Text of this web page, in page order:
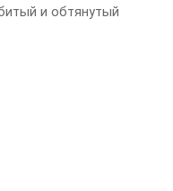
и обтянутый